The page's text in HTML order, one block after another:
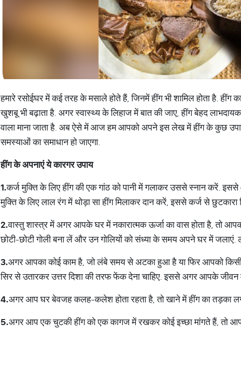
हमारे रसोईघर में कई तरह के मसाले होते हैं, जिनमें हींग भी शामिल होता है.
खुशबू भी बढ़ाता है. अगर स्वास्थ्य के लिहाज में बात की जाए, हींग बेहद
वाला माना जाता है. अब ऐसे में आज हम आपको अपने इस लेख में हींग के कुछ
समस्याओं का समाधान हो जाएगा.
हींगकेअपनाएंयेकारगरउपाय
1.कर्ज मुक्ति के लिए हींग की एक गांठ को पानी में गलाकर उससे स्नान करें.
मुक्ति के लिए लाल रंग में थोड़ा सा हींग मिलाकर दान करें, इससे कर्ज से छुटकारा
2.वास्तु शास्त्र में अगर आपके घर में नकारात्मक ऊर्जा का वास होता है, तो
छोटी-छोटी गोली बना लें और उन गोलियों को संध्या के समय अपने घर में
3.अगर आपका कोई काम है, जो लंबे समय से अटका हुआ है या फिर आपको
सिर से उतारकर उत्तर दिशा की तरफ फेंक देना चाहिए. इससे अगर आपके जीवन में
4.अगर आप घर बेवजह कलह-कलेश होता रहता है, तो खाने में हींग का तड़का
5.अगर आप एक चुटकी हींग को एक कागज में रखकर कोई इच्छा मांगते हैं, तो